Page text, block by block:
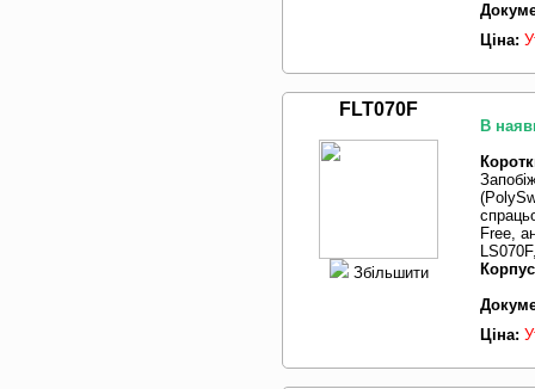
Ціна:
FLT070F
Збільшити
В
Free,
Ціна: